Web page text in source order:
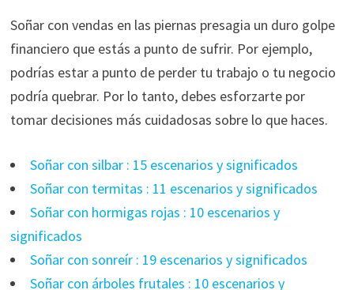
Soñar con vendas en las piernas presagia un duro golpe
financiero que estás a punto de sufrir. Por ejemplo,
podrías estar a punto de perder tu trabajo o tu negocio
podría quebrar. Por lo tanto, debes esforzarte por
tomar decisiones más cuidadosas sobre lo que haces.
Soñar con silbar : 15 escenarios y significados
Soñar con termitas : 11 escenarios y significados
Soñar con hormigas rojas : 10 escenarios y
significados
Soñar con sonreír : 19 escenarios y significados
Soñar con árboles frutales : 10 escenarios y